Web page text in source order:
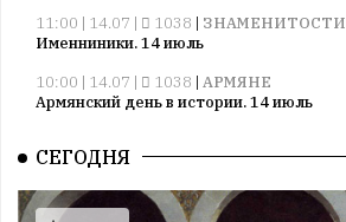
11:00 | 14.07 |
1038 | ЗНАМЕНИТОСТИ
Именниники. 14 июль
10:00 | 14.07 |
1038 | АРМЯНЕ
Армянский день в истории. 14 июль
Все праздники. 14 июль
08:00 | 14.07 |
1057|ГОРОСКОПЫ
СЕГОДНЯ